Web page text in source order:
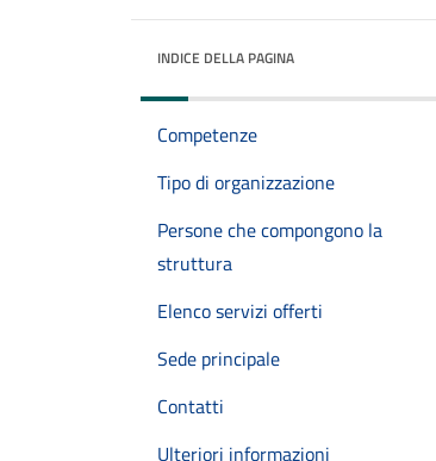
INDICE DELLA PAGINA
Competenze
Tipo di organizzazione
Persone che compongono la
struttura
Elenco servizi offerti
Sede principale
Contatti
Ulteriori informazioni